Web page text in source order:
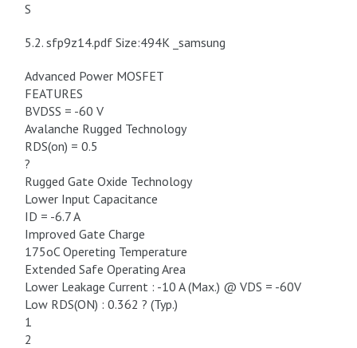
S
5.2. sfp9z14.pdf Size:494K _samsung
Advanced Power MOSFET
FEATURES
BVDSS = -60 V
Avalanche Rugged Technology
RDS(on) = 0.5
?
Rugged Gate Oxide Technology
Lower Input Capacitance
ID = -6.7 A
Improved Gate Charge
175oC Opereting Temperature
Extended Safe Operating Area
Lower Leakage Current : -10 A (Max.) @ VDS = -60V
Low RDS(ON) : 0.362 ? (Typ.)
1
2